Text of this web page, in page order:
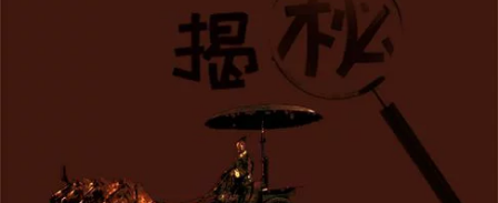
男裝 化妝保養